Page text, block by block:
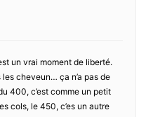
un vrai moment de liberté.
cheveun… ça n’a pas de
400, c’est comme un petit
cols, le 450, c’es un autre